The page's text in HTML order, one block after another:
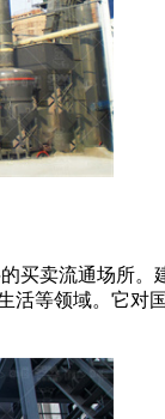
买卖流通场所
等领域。它对